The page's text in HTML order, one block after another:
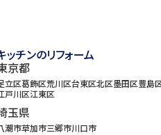
ッチンのリフォーム
京都
立区葛飾区荒川区台東区北区墨田区豊島
戸川区江東区
玉県
潮市草加市三郷市川口市